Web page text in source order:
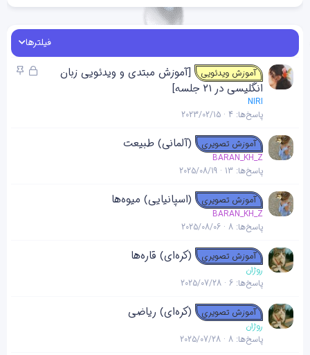
فیلترها
ق
چ
آموزش ویدئویی
[آموزش مبتدی و ویدئویی زبان
انگلیسی در 21 جلسه]
NIRI
پاسخ‌ها 4
2023/02/15
آموزش تصویری (آلمانی) طبیعت
BARAN_KH_Z
پاسخ‌ها 13
2025/08/19
آموزش تصویری (اسپانیایی) میوه‌ها
BARAN_KH_Z
پاسخ‌ها 8
2025/08/06
آموزش تصویری (کره‌ای) قاره‌ها
روژان
پاسخ‌ها 6
2025/07/28
آموزش تصویری (کره‌ای) ریاضی
روژان
پاسخ‌ها 8
2025/07/28